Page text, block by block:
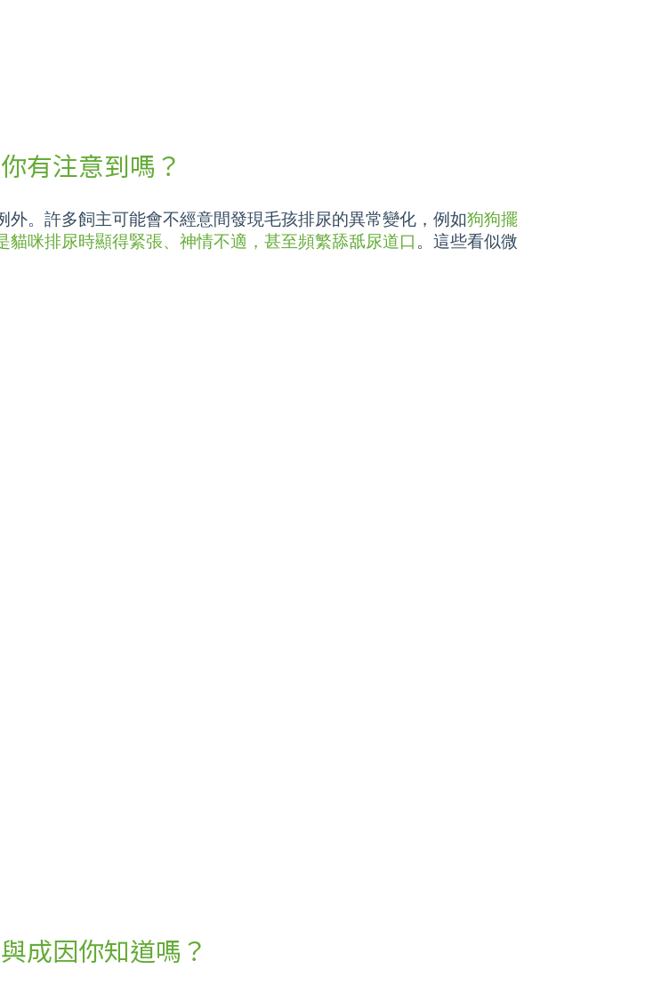
有注意到嗎？
。許多飼主可能會不經意間發現毛孩排尿的異常變化，例如狗狗擺
咪排尿時顯得緊張、神情不適，甚至頻繁舔舐尿道口 。這些看似微
成因你知道嗎？